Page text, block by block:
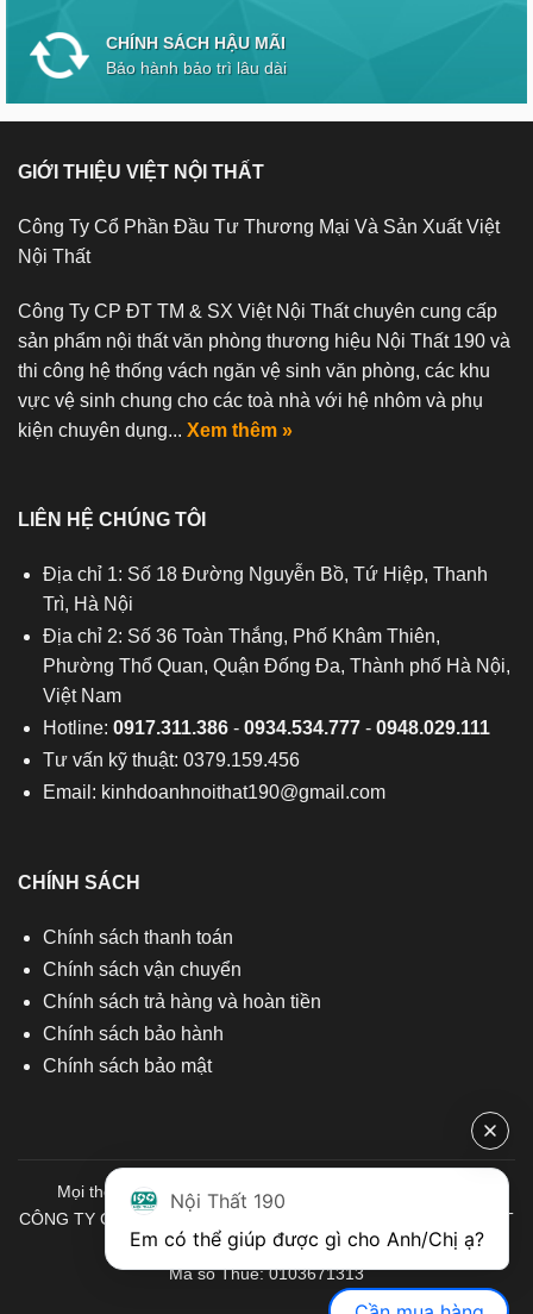
CHÍNH SÁCH HẬU MÃI
Bảo hành bảo trì lâu dài
GIỚI THIỆU VIỆT NỘI THẤT
Công Ty Cổ Phần Đầu Tư Thương Mại Và Sản Xuất Việt
Nội Thất
Công Ty CP ĐT TM & SX Việt Nội Thất chuyên cung cấp
sản phẩm nội thất văn phòng thương hiệu Nội Thất 190 và
thi công hệ thống vách ngăn vệ sinh văn phòng, các khu
vực vệ sinh chung cho các toà nhà với hệ nhôm và phụ
kiện chuyên dụng... Xem thêm »
LIÊN HỆ CHÚNG TÔI
Địa chỉ 1: Số 18 Đường Nguyễn Bồ, Tứ Hiệp, Thanh
Trì, Hà Nội
Địa chỉ 2: Số 36 Toàn Thắng, Phố Khâm Thiên,
Phường Thổ Quan, Quận Đống Đa, Thành phố Hà Nội,
Việt Nam
Hotline: 0917.311.386- 0934.534.777- 0948.029.111
Tư vấn kỹ thuật: 0379.159.456
Email: kinhdoanhnoithat190@gmail.com
CHÍNH SÁCH
Chính sách thanh toán
Chính sách vận chuyển
Chính sách trả hàng và hoàn tiền
Chính sách bảo hành
Chính sách bảo mật
Mọi thông tin quý khách hàng vui lòng liên hệ chúng tôi:
CÔNG TY CỔ PHẦN ĐẦU TƯ THƯƠNG MẠI VÀ SẢN XUẤT VIỆT
NỘI THẤT
Mã số Thuế: 0103671313
Nội Thất 190